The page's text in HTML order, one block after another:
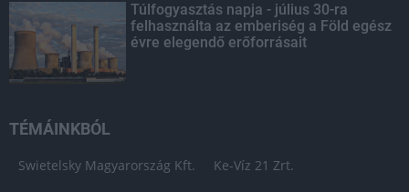
Túlfogyasztás napja - július 30-ra
felhasználta az emberiség a Föld egész
évre elegendő erőforrásait
TÉMÁINKBÓL
Swietelsky Magyarország Kft. Ke-Víz 21 Zrt.